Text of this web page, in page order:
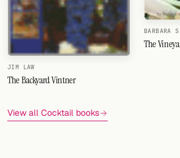
JIM LAW
The Backyard Vintner
BARBARA
The
View all Cocktail books